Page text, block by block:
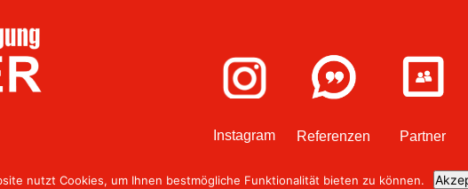
Instagram Referenzen Partner
nutzt Cookies, um Ihnen bestmögliche Funktionalität bieten zu können.